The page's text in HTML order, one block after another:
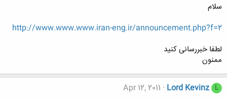
سلام
http://www.www.www.iran-eng.ir/announcement.php?f=2
لطفا خبررسانی کنید
ممنون
L
Lord Kevinz
Apr 12, 2011